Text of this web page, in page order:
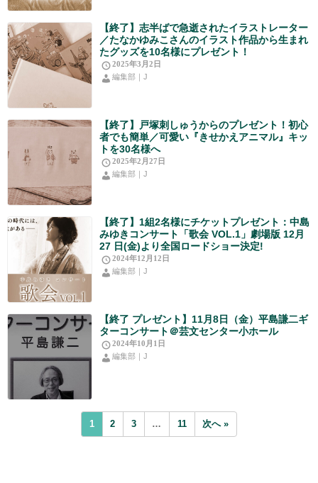
【終了】志半ばで急逝されたイラストレーター
／たなかゆみこさんのイラスト作品から生まれ
たグッズを10名様にプレゼント！
2025年3月2日
編集部｜J
【終了】戸塚刺しゅうからのプレゼント！初心
者でも簡単／可愛い『きせかえアニマル』キッ
トを30名様へ
2025年2月27日
編集部｜J
【終了】1組2名様にチケットプレゼント：中島
みゆきコンサート「歌会 VOL.1」劇場版 12月
27 日(金)より全国ロードショー決定!
2024年12月12日
編集部｜J
【終了 プレゼント】11月8日（金）平島謙二ギ
ターコンサート＠芸文センター小ホール
2024年10月1日
編集部｜J
1 2 3 … 11 次へ »